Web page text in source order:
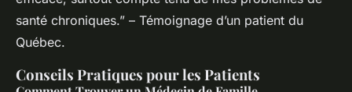
santé chroniques.” – Témoignage d’un patient du
Québec.
Conseils Pratiques pour les Patients